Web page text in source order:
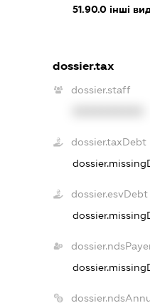
51.90.0інші
dossier.tax
dossier.staff
dossier.taxDebt
dossier.esvDebt